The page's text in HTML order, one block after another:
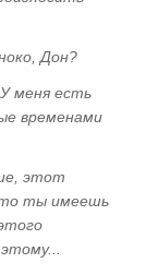
Дон?
меня есть
временами
этот
ты имеешь